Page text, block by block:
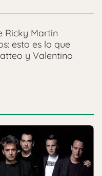
Ricky Martin
esto es lo que
y Valentino